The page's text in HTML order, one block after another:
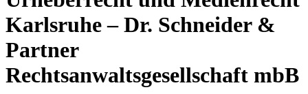
Karlsruhe – Dr. Schneider &
Partner
Rechtsanwaltsgesellschaft mbB